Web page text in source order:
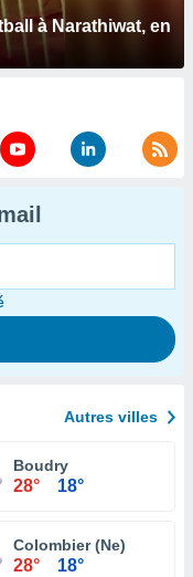
à Narathiwat, en
Autres villes
Boudry
28° 18°
Colombier (Ne)
28° 18°